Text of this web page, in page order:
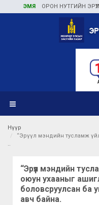
ОРОН НУТГИЙН ЭРҮҮЛ
Нүүр
“Эрүүл мэндийн тусламж
“Эрүүл мэндийн
оюун ухааныг
боловсруулсан ба
авч байна.